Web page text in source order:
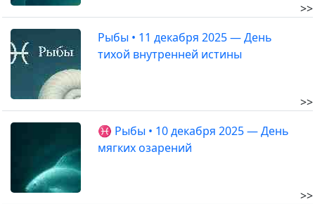
>>
Рыбы • 11 декабря 2025 — День
тихой внутренней истины
>>
♓ Рыбы • 10 декабря 2025 — День
мягких озарений
>>